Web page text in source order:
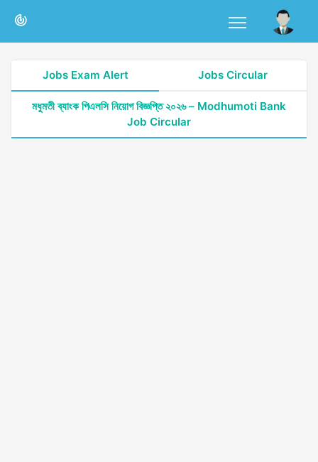
Jobs Exam Alert Jobs Circular
মধুমতী ব্যাংক পিএলসি নিয়োগ বিজ্ঞপ্তি ২০২৬ – Modhumoti Bank
Job Circular